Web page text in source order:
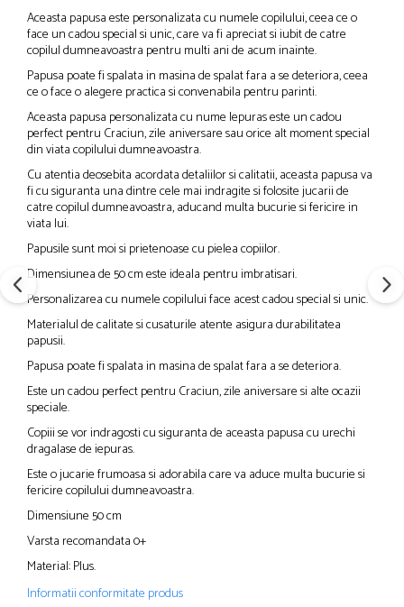
Aceasta papusa este personalizata cu numele copilului, ceea ce o
face un cadou special si unic, care va fi apreciat si iubit de catre
copilul dumneavoastra pentru multi ani de acum inainte.
Papusa poate fi spalata in masina de spalat fara a se deteriora, ceea
ce o face o alegere practica si convenabila pentru parinti.
Aceasta papusa personalizata cu nume Iepuras este un cadou
perfect pentru Craciun, zile aniversare sau orice alt moment special
din viata copilului dumneavoastra.
Cu atentia deosebita acordata detaliilor si calitatii, aceasta papusa va
fi cu siguranta una dintre cele mai indragite si folosite jucarii de
catre copilul dumneavoastra, aducand multa bucurie si fericire in
viata lui.
Papusile sunt moi si prietenoase cu pielea copiilor.
Dimensiunea de 50 cm este ideala pentru imbratisari.
Personalizarea cu numele copilului face acest cadou special si unic.
Materialul de calitate si cusaturile atente asigura durabilitatea
papusii.
Papusa poate fi spalata in masina de spalat fara a se deteriora.
Este un cadou perfect pentru Craciun, zile aniversare si alte ocazii
speciale.
Copiii se vor indragosti cu siguranta de aceasta papusa cu urechi
dragalase de iepuras.
Este o jucarie frumoasa si adorabila care va aduce multa bucurie si
fericire copilului dumneavoastra.
Dimensiune 50 cm
Varsta recomandata 0+
Material: Plus.
Informatii conformitate produs